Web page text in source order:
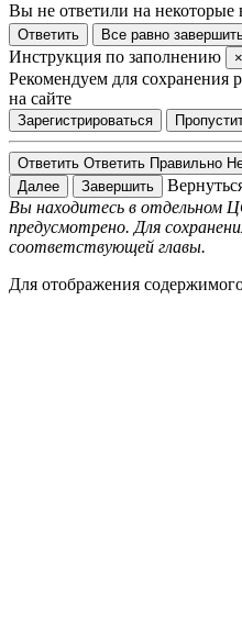
Вы не ответили на некоторые
Ответить
Все равно
Инструкция по заполнению ×
Рекомендуем для сохранения
на сайте
Зарегистрироваться
Ответить Ответить Правильно
Далее
Завершить
Вы находитесь в отдельном
предусмотрено. Для
соответствующей главы.
Для отображения